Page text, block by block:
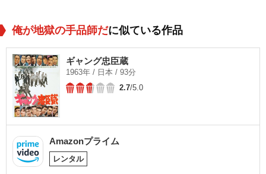
俺が地獄の手品師だに似ている作品
ギャング忠臣蔵
1963年 / 日本 / 93分
2.7/5.0
Amazonプライム
レンタル